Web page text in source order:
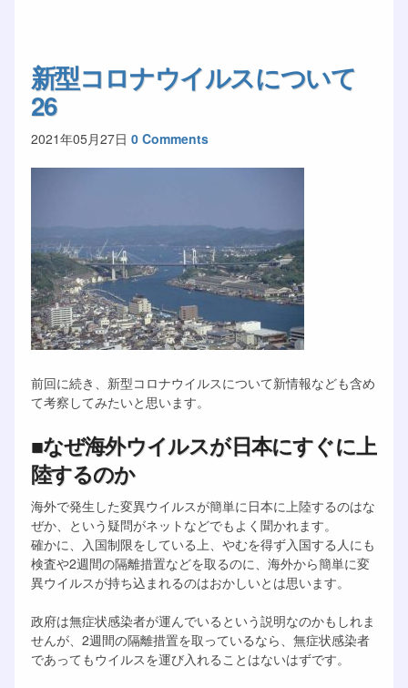
新型コロナウイルスについて
26
2021年05月27日 0 Comments
前回に続き、新型コロナウイルスについて新情報なども含め
て考察してみたいと思います。
■なぜ海外ウイルスが日本にすぐに上
陸するのか
海外で発生した変異ウイルスが簡単に日本に上陸するのはな
ぜか、という疑問がネットなどでもよく聞かれます。
確かに、入国制限をしている上、やむを得ず入国する人にも
検査や2週間の隔離措置などを取るのに、海外から簡単に変
異ウイルスが持ち込まれるのはおかしいとは思います。
政府は無症状感染者が運んでいるという説明なのかもしれま
せんが、2週間の隔離措置を取っているなら、無症状感染者
であってもウイルスを運び入れることはないはずです。